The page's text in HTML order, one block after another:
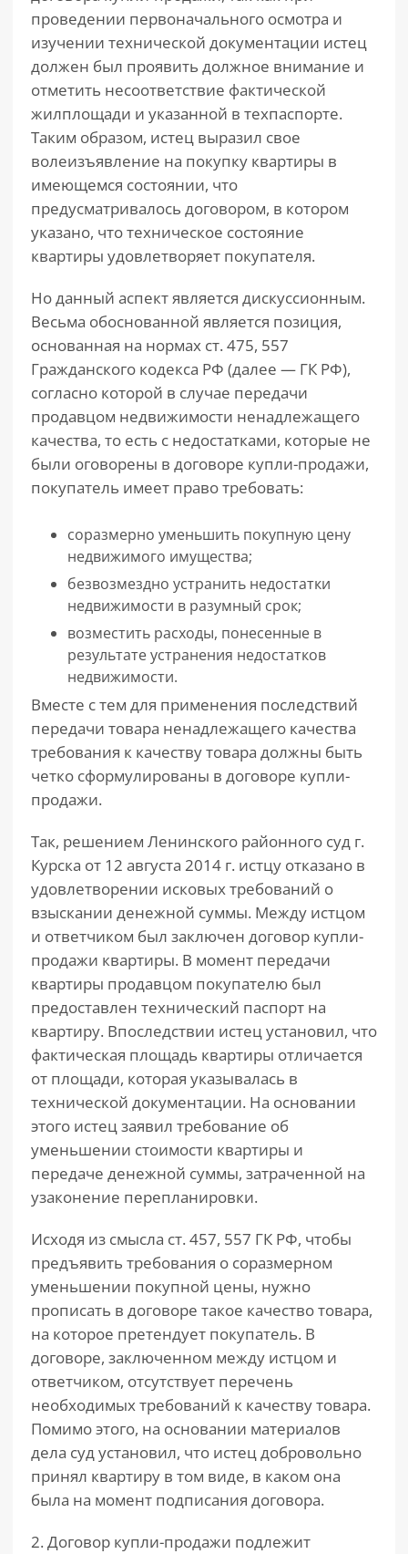
проведении первоначального осмотра и
изучении технической документации истец
должен был проявить должное внимание и
отметить несоответствие фактической
жилплощади и указанной в техпаспорте.
Таким образом, истец выразил свое
волеизъявление на покупку квартиры в
имеющемся состоянии, что
предусматривалось договором, в котором
указано, что техническое состояние
квартиры удовлетворяет покупателя.
Но данный аспект является дискуссионным.
Весьма обоснованной является позиция,
основанная на нормах ст. 475, 557
Гражданского кодекса РФ (далее — ГК РФ),
согласно которой в случае передачи
продавцом недвижимости ненадлежащего
качества, то есть с недостатками, которые не
были оговорены в договоре купли-продажи,
покупатель имеет право требовать:
соразмерно уменьшить покупную цену
недвижимого имущества;
безвозмездно устранить недостатки
недвижимости в разумный срок;
возместить расходы, понесенные в
результате устранения недостатков
недвижимости.
Вместе с тем для применения последствий
передачи товара ненадлежащего качества
требования к качеству товара должны быть
четко сформулированы в договоре купли-
продажи.
Так, решением Ленинского районного суд г.
Курска от 12 августа 2014 г. истцу отказано в
удовлетворении исковых требований о
взыскании денежной суммы. Между истцом
и ответчиком был заключен договор купли-
продажи квартиры. В момент передачи
квартиры продавцом покупателю был
предоставлен технический паспорт на
квартиру. Впоследствии истец установил, что
фактическая площадь квартиры отличается
от площади, которая указывалась в
технической документации. На основании
этого истец заявил требование об
уменьшении стоимости квартиры и
передаче денежной суммы, затраченной на
узаконение перепланировки.
Исходя из смысла ст. 457, 557 ГК РФ, чтобы
предъявить требования о соразмерном
уменьшении покупной цены, нужно
прописать в договоре такое качество товара,
на которое претендует покупатель. В
договоре, заключенном между истцом и
ответчиком, отсутствует перечень
необходимых требований к качеству товара.
Помимо этого, на основании материалов
дела суд установил, что истец добровольно
принял квартиру в том виде, в каком она
была на момент подписания договора.
2. Договор купли-продажи подлежит